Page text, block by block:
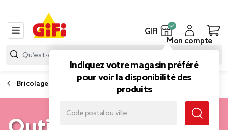
GIFI
Indiquez votre magasin préféré
pour voir la disponibilité des
produits
Mon compte
Bricolage